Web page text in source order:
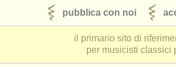
pubblica con noi
il primario sito di
per musicisti classici